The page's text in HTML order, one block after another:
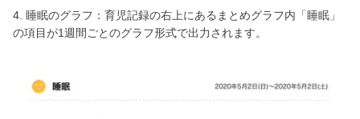
4. 睡眠のグラフ：育児記録の右上にあるまとめグラフ内「睡眠」
の項目が1週間ごとのグラフ形式で出力されます。